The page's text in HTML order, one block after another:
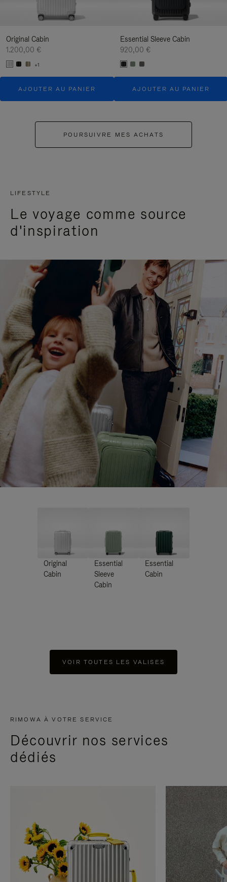
Original Cabin
1.200,00 €
+1
AJOUTER AU PANIER
Essential Sleeve Cabin
920,00 €
AJOUTER AU PANIER
POURSUIVRE MES ACHATS
LIFESTYLE
Le voyage comme source
d'inspiration
Original
Cabin
Essential
Sleeve
Cabin
Essential
Cabin
VOIR TOUTES LES VALISES
RIMOWA À VOTRE SERVICE
Découvrir nos services
dédiés